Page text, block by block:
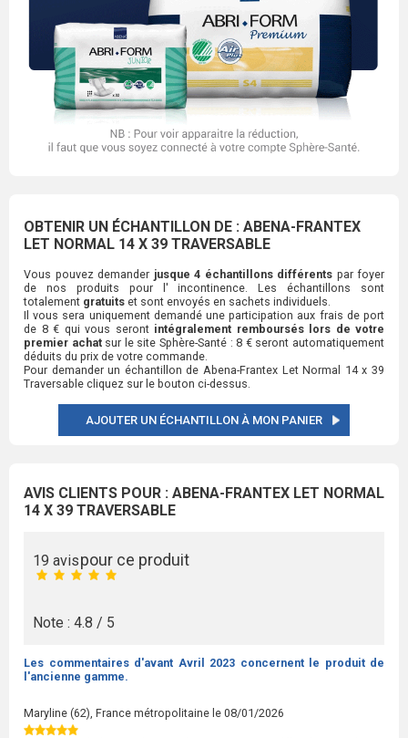
OBTENIR UN ÉCHANTILLON DE : ABENA-FRANTEX
LET NORMAL 14 X 39 TRAVERSABLE
Vous pouvez demander jusque 4 échantillons différents par foyer
de nos produits pour l' incontinence. Les échantillons sont
totalement gratuits et sont envoyés en sachets individuels.
Il vous sera uniquement demandé une participation aux frais de port
de 8 € qui vous seront intégralement remboursés lors de votre
premier achatsur le site Sphère-Santé : 8 € seront automatiquement
déduits du prix de votre commande.
Pour demander un échantillon de Abena-Frantex Let Normal 14 x 39
Traversable cliquez sur le bouton ci-dessus.
AJOUTER UN ÉCHANTILLON À MON PANIER
AVIS CLIENTS POUR : ABENA-FRANTEX LET NORMAL
14 X 39 TRAVERSABLE
19 avispour ce produit
Note : 4.8 / 5
Les commentaires d'avant Avril 2023 concernent le produit de
l'ancienne gamme.
Maryline (62), France métropolitaine le 08/01/2026